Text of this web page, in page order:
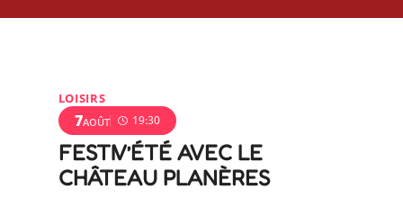
LOISIRS
7AOÛT 19:30
FESTIV’ÉTÉ AVEC LE
CHÂTEAU PLANÈRES